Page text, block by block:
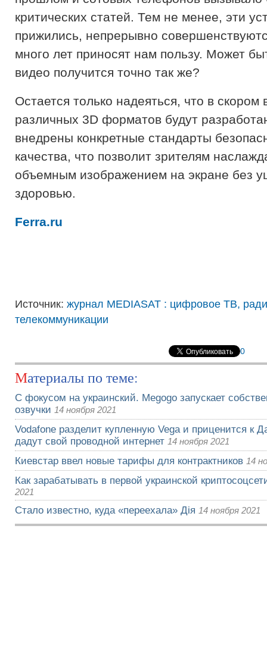
критических статей. Тем не менее, эти
прижились, непрерывно
много лет приносят нам пользу. Может
видео получится точно так же?
Остается только надеяться, что в скором
различных 3D форматов будут
внедрены конкретные стандарты
качества, что позволит зрителям
объемным изображением на экране без
здоровью.
Ferra.ru
Источник: журнал MEDIASAT : цифровое ТВ,
телекоммуникации
0
Материалы по теме:
С фокусом на украинский. Megogo запускает
озвучки 14 ноября 2021
Vodafone разделит купленную Vega и приценится к
дадут свой проводной интернет 14 ноября 2021
Киевстар ввел новые тарифы для контрактников 14
Как зарабатывать в первой украинской
2021
Стало известно, куда «переехала» Дія 14 ноября 2021